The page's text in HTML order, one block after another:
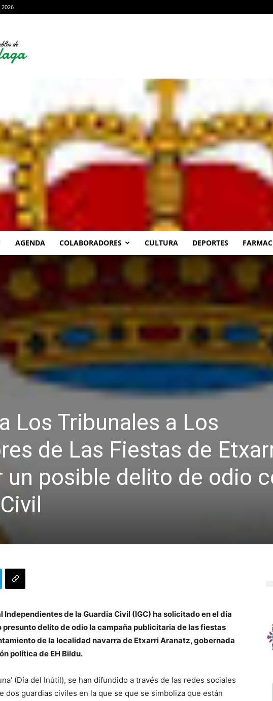
AGENDA COLABORADORES CULTURA DEPORTES
Los Tribunales a Los
de Las Fiestas de
un posible delito de odio
Independientes de la Guardia Civil (IGC) ha solicitado en el día
presunto delito de odio la campaña publicitaria de las fiestas
de la localidad navarra de Etxarri Aranatz, gobernada
política de EH Bildu.
(Día del Inútil), se han difundido a través de las redes sociales
dos guardias civiles en la que se que se simboliza que están